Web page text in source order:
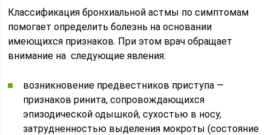
Классификация бронхиальной астмы по симптомам
помогает определить болезнь на основании
имеющихся признаков. При этом врач обращает
внимание на следующие явления:
возникновение предвестников приступа —
признаков ринита, сопровождающихся
эпизодической одышкой, сухостью в носу,
затрудненностью выделения мокроты (состояние